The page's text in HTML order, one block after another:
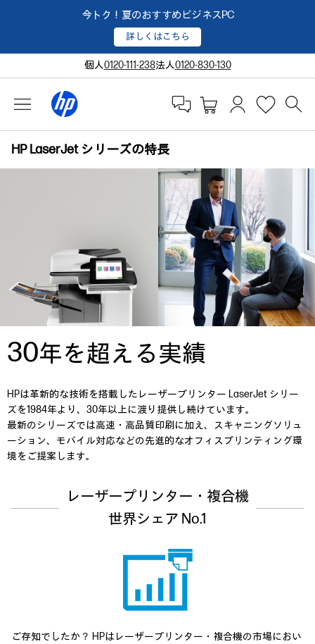
今トク！夏のおすすめビジネスPC
詳しくはこちら
個人0120-111-238法人0120-830-130
HP LaserJet シリーズの特長
30年を超える実績
HPは革新的な技術を搭載したレーザープリンター LaserJet シリー
ズを1984年より、30年以上に渡り提供し続けています。
最新のシリーズでは高速・高品質印刷に加え、スキャニングソリュ
ーション、モバイル対応などの先進的なオフィスプリンティング環
境をご提案します。
レーザープリンター・複合機
世界シェア No.1
ご存知でしたか？ HPはレーザープリンター・複合機の市場におい